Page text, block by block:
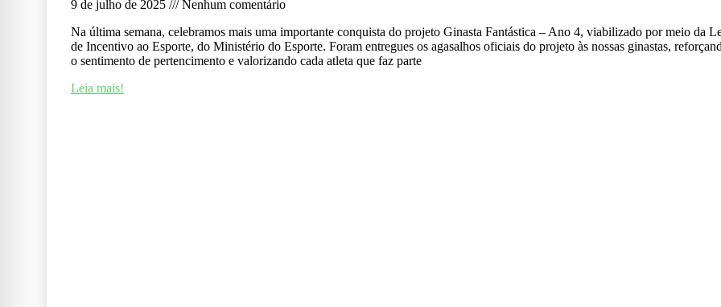
9 de julho de 2025
Nenhum comentário
Na última semana, celebramos mais uma importante conquista do projeto Ginasta Fantástica – Ano 4, viabilizado por meio da
de Incentivo ao Esporte, do Ministério do Esporte. Foram entregues os agasalhos oficiais do projeto às nossas ginastas,
o sentimento de pertencimento e valorizando cada atleta que faz parte
Leia mais!